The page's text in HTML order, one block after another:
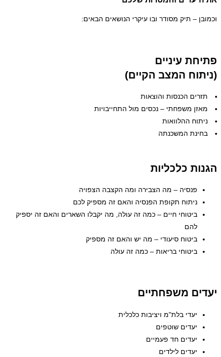
וכמובן – תיק מסודר ובו עיקרי הנושאים הבאים:
פתיחת עיניים
(ניתוח המצב הקיים)
תזרים הכנסות והוצאות
מאזן משפחתי – נכסים מול התחייבויות
ניתוח ההלוואות
בחינת המשכנתה
הגנות כלכליות
פנסיה – מה הצבירה ומה הקצבה הצפויה
ניתוח תקופת הפנסיה והאם זה מספיק לכם
ביטוחי חיים – כמה זה עולה, מה יקבלו השארים והאם זה יספיק
להם
ביטוח סיעודי – מה יש והאם זה מספיק
ביטוחי בריאות – כמה זה עולה
יעדים משפחתיים
יעדי בלת"מ ויציבות כלכלית
יעדים שוטפים
יעדים חד פעמיים
יעדים לילדים